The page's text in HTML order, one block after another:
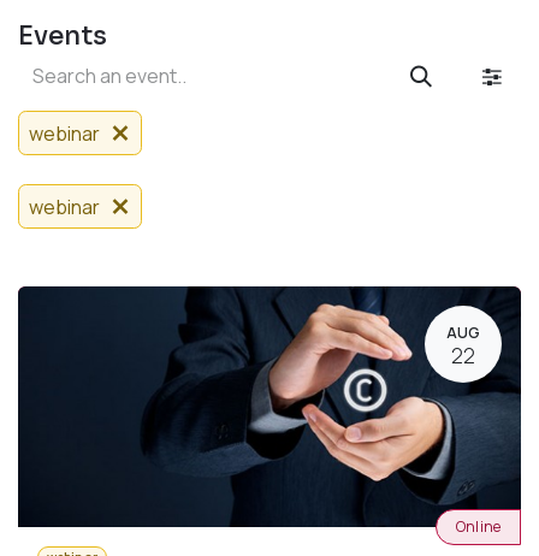
Events
webinar
webinar
AUG
22
Online